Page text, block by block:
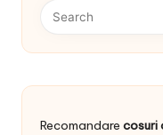
Recomandare cosuri